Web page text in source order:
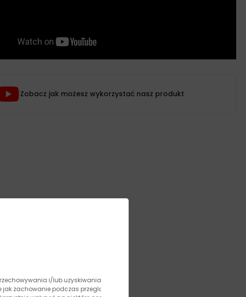
i/lub uzyskiwania dostępu
zachowanie podczas przeglądania lub
Zobacz jak możesz wykorzystać nasz produkt